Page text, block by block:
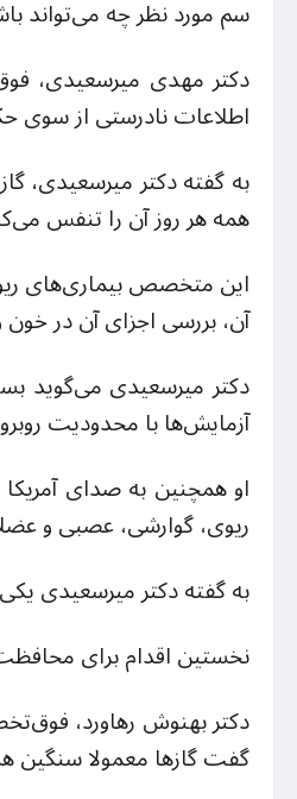
سم مورد نظر چه می‌تواند
دکتر مهدی میرسعیدی،
اطلاعات نادرستی از
به گفته دکتر
همه هر روز آن را تنفس
این متخصص بیماری‌های
آن، بررسی اجزای آن در
دکتر میرسعیدی می‌گوید
آزمایش‌ها با محدودیت
او همچنین به صدای
ریوی، گوارشی، عصبی و
به گفته دکتر میرسعیدی
نخستین اقدام برای
دکتر بهنوش رهاورد،
گفت گازها معمولا سنگین